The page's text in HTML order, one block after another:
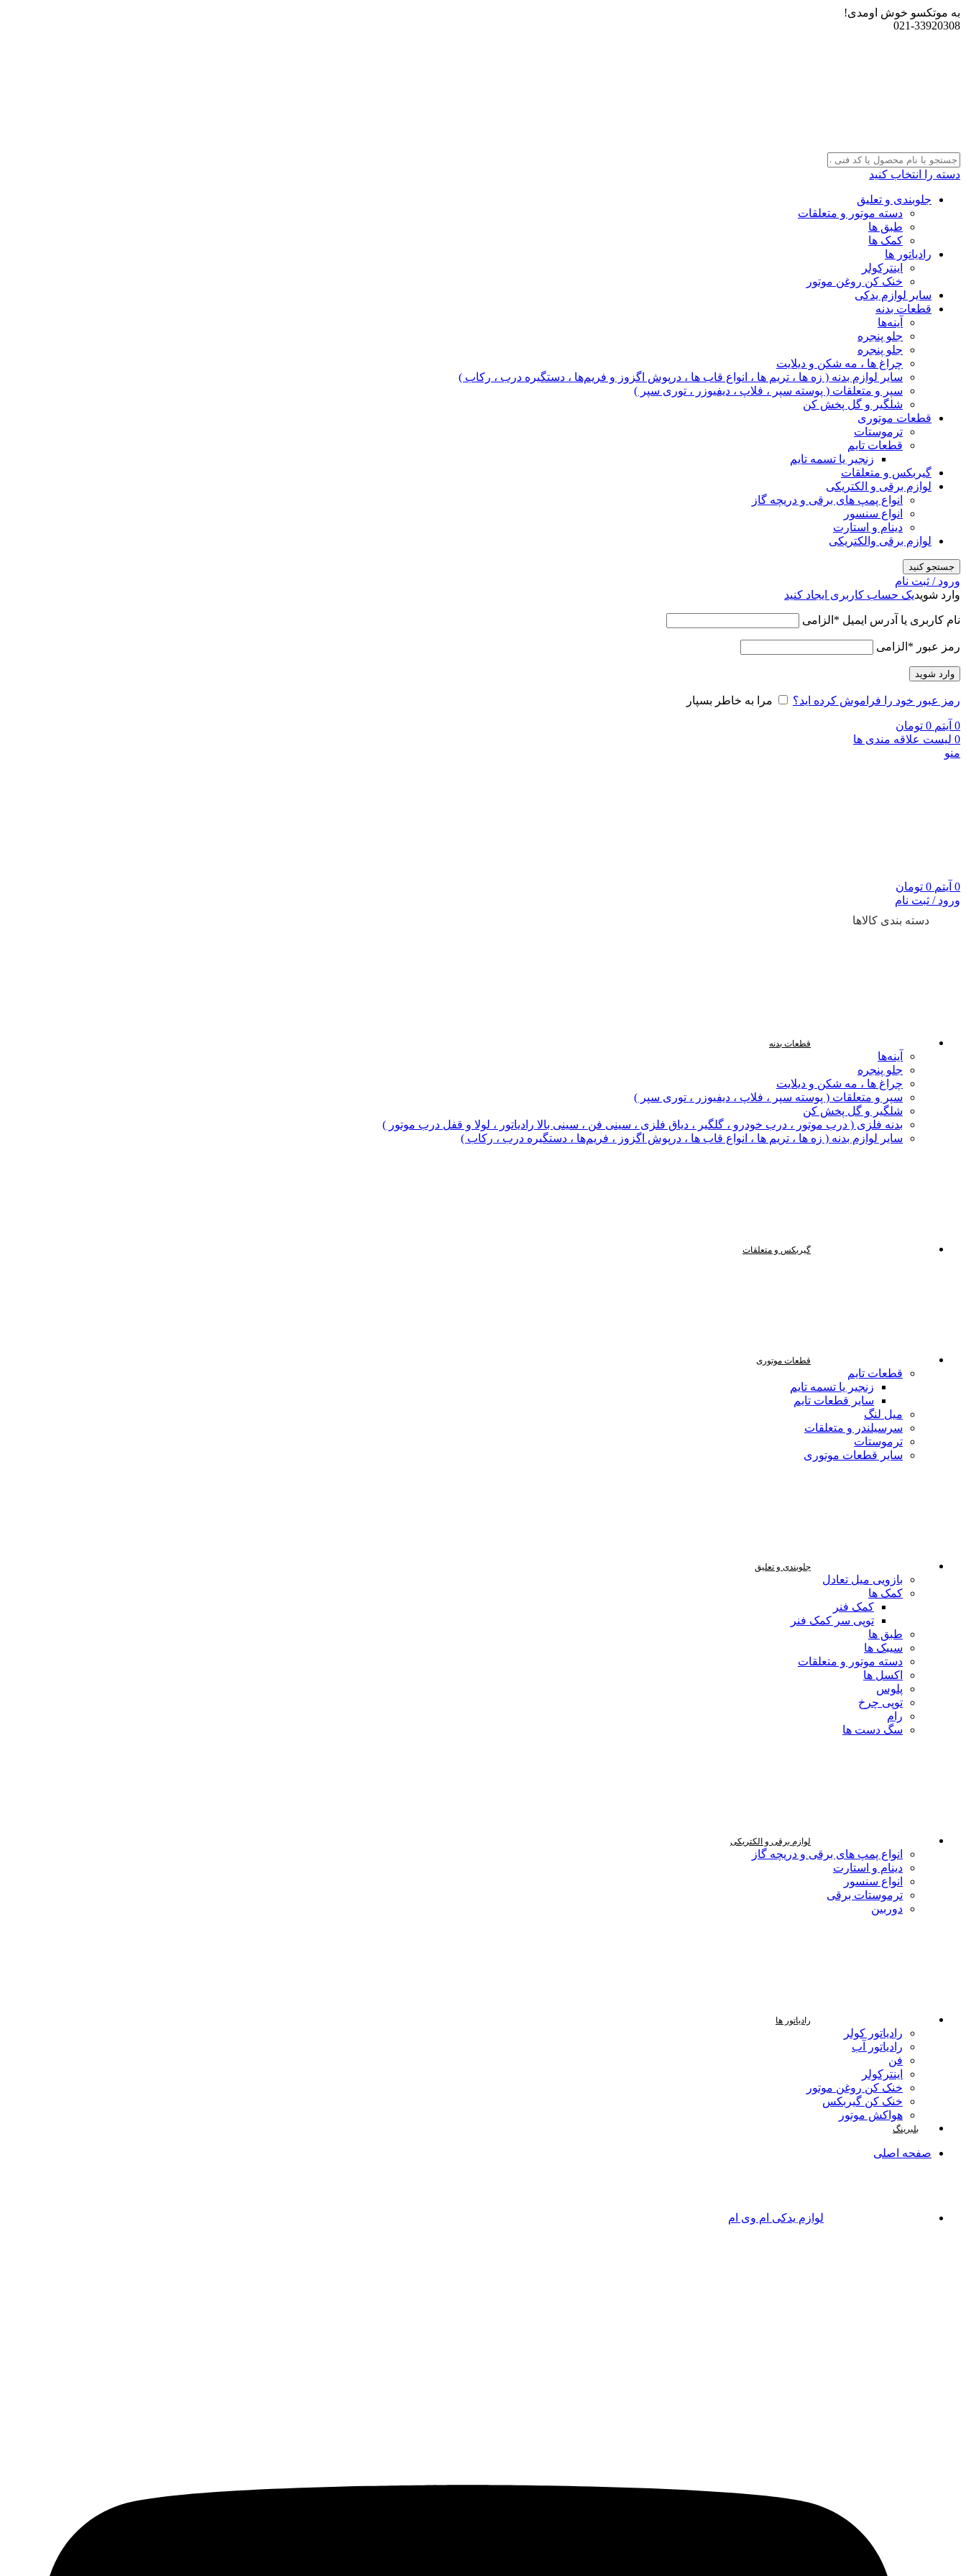
به موتکسو خوش اومدی!
021-33920308
دسته را انتخاب کنید
جلوبندی و تعلیق
دسته موتور و متعلقات
طبق ها
کمک ها
رادیاتور ها
اینترکولر
خنک کن روغن موتور
سایر لوازم یدکی
قطعات بدنه
آینه‌ها
جلو پنجره
جلو پنجره
چراغ‌ ها ، مه‌ شکن و دیلایت
سایر لوازم بدنه ( زه ها ، تریم ها ، انواع قاب ها ، درپوش اگزوز و فریم‌ها ، دستگیره درب ، رکاب )
سپر و متعلقات ( پوسته سپر ، فلاپ ، دیفیوزر ، توری سپر )
شلگیر و گل‌ پخش‌ کن
قطعات موتوری
ترموستات
قطعات تایم
زنجیر یا تسمه تایم
گیربکس و متعلقات
لوازم برقی و الکتریکی
انواع پمپ های برقی و دریچه گاز
انواع سنسور
دینام و استارت
لوازم برقی والکتریکی
جستجو کنید
ورود / ثبت نام
وارد شویدیک حساب کاربری ایجاد کنید
نام کاربری یا آدرس ایمیل * الزامی
رمز عبور * الزامی
وارد شوید
رمز عبور خود را فراموش کرده اید؟ مرا به خاطر بسپار
0 آیتم 0 تومان
0 لیست علاقه مندی ها
منو
0 آیتم 0 تومان
ورود / ثبت نام
دسته بندی کالاها
قطعات بدنه
آینه‌ها
جلو پنجره
چراغ‌ ها ، مه‌ شکن و دیلایت
سپر و متعلقات ( پوسته سپر ، فلاپ ، دیفیوزر ، توری سپر )
شلگیر و گل‌ پخش‌ کن
بدنه فلزی ( درب موتور ، درب خودرو ، گلگیر ، دیاق فلزی ، سینی فن ، سینی بالا رادیاتور ، لولا و قفل درب موتور )
سایر لوازم بدنه ( زه ها ، تریم ها ، انواع قاب ها ، درپوش اگزوز ، فریم‌ها ، دستگیره درب ، رکاب )
گیربکس و متعلقات
قطعات موتوری
قطعات تایم
زنجیر یا تسمه تایم
سایر قطعات تایم
میل لنگ
سرسیلندر و متعلقات
ترموستات
سایر قطعات موتوری
جلوبندی و تعلیق
بازویی میل تعادل
کمک ها
کمک فنر
توپی سر کمک فنر
طبق ها
سیبک ها
دسته موتور و متعلقات
اکسل ها
پلوس
توپی چرخ
رام
سگ دست ها
لوازم برقی و الکتریکی
انواع پمپ های برقی و دریچه گاز
دینام و استارت
انواع سنسور
ترموستات برقی
دوربین
رادیاتور ها
رادیاتور کولر
رادیاتور آب
فن
اینترکولر
خنک کن روغن موتور
خنک کن گیربکس
هواکش موتور
بلبرینگ
صفحه اصلی
لوازم یدکی ام وی ام